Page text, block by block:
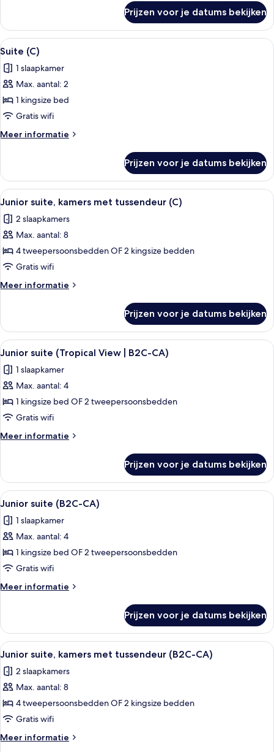
laden
suite
(Tropical
View
C)
Prijzen voor je datums bekijken
Alle
foto's
voor
Suite
(C)
laden
Een hotelkamer met een bed, een
4
Suite (C)
1 slaapkamer
Max. aantal: 2
1 kingsize bed
Gratis wifi
Meer informatie
Meer
(C)
Prijzen voor je datums bekijken
Alle
foto's
voor
Junior
suite,
kamers
met
tussendeur
laden
Een hotelkamer met een groot bed,
4
Junior suite, kamers met tussendeur (C)
2 slaapkamers
Max. aantal: 8
4 tweepersoonsbedden OF 2 kingsize bedden
Gratis wifi
Meer informatie
Meer
suite,
kamers
met
(C)
Prijzen voor je datums bekijken
Alle
foto's
voor
Junior
suite
(Tropical
View
|
CA)
laden
Een hotelkamer met een groot bed,
4
Junior suite (Tropical View | B2C-CA)
1 slaapkamer
Max. aantal: 4
1 kingsize bed OF 2 tweepersoonsbedden
Gratis wifi
Meer informatie
Meer
suite
(Tropical
View
B2C-
CA)
Prijzen voor je datums bekijken
Alle
foto's
voor
Junior
suite
(B2C-
CA)
laden
Een hotelkamer met een groot bed,
4
Junior suite (B2C-CA)
1 slaapkamer
Max. aantal: 4
1 kingsize bed OF 2 tweepersoonsbedden
Gratis wifi
Meer informatie
Meer
suite
(B2C-
CA)
Prijzen voor je datums bekijken
Alle
foto's
voor
Junior
suite,
kamers
met
tussendeur
Een hotelkamer met een groot bed,
4
Junior suite, kamers met tussendeur (B2C-CA)
2 slaapkamers
Max. aantal: 8
4 tweepersoonsbedden OF 2 kingsize bedden
Gratis wifi
Meer informatie
Meer